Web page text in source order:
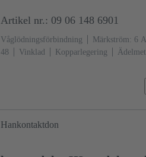
Artikel nr.: 09 06 148 6901
Våglödningsförbindning Märkström: ‌6 A
48
Vinklad Kopparlegering
Kodning: Hålkodning,
Kretskortsfixering: Med
Hankontaktdon